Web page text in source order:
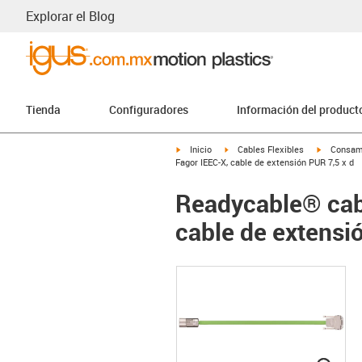
Explorar el Blog
Tienda Configuradores Información del
igus-icon-arrow-right
Inicio igus-icon-arrow-right
Cables Flexibles igus-
Fagor IEEC-X, cable de extensión PUR 7,5 x d
Readycable®
cable de